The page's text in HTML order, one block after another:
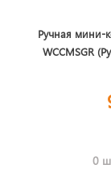
Ручная мини-
WCCMSGR
0